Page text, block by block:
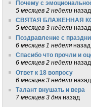
Почему с
5 месяцев 2 недели назад
СВЯТАЯ БЛАЖЕННАЯ
5 месяцев 3 недели назад
Поздравление с
6 месяцев 1 неделя назад
Спасибо что прочли и
6 месяцев 2 недели назад
Ответ к 18 вопросу
6 месяцев 3 недели назад
Талант внушать и вера
7 месяцев 3 дня назад